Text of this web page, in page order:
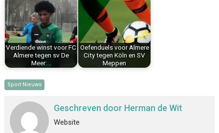
Verdiende winst voor FC
Almere tegen sv De
Meer:…
Oefenduels voor Almere
City tegen Köln en SV
Meppen
Sport Nieuws
Geschreven door Herman de Wit
Website